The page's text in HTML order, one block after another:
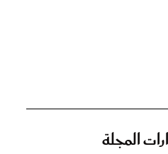
المجلة